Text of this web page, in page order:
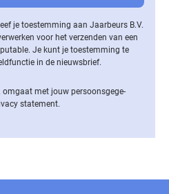
je toestemming aan Jaarbeurs B.V.
voor het verzenden van een
Je kunt je toestemming te
in de nieuwsbrief.
omgaat met jouw per­soons­ge­ge­
statement.